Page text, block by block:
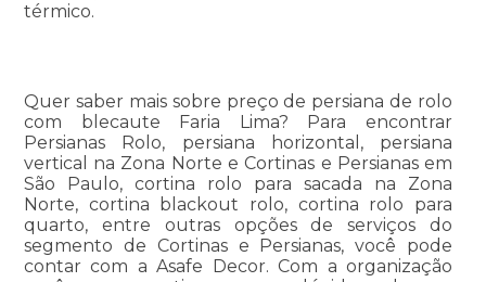
térmico.
Quer saber mais sobre preço de persiana de rolo
com blecaute Faria Lima? Para encontrar
Persianas Rolo, persiana horizontal, persiana
vertical na Zona Norte e Cortinas e Persianas em
São Paulo, cortina rolo para sacada na Zona
Norte, cortina blackout rolo, cortina rolo para
quarto, entre outras opções de serviços do
segmento de Cortinas e Persianas, você pode
contar com a Asafe Decor. Com a organização